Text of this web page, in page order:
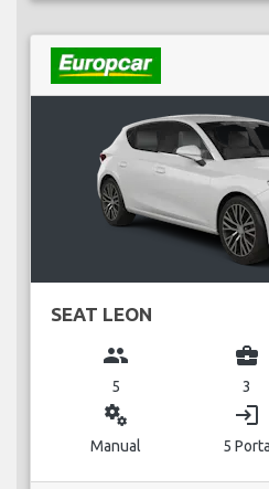
SEAT LEON
group
5
business_center
3
miscellaneous_services
Manual
login
5 Porta